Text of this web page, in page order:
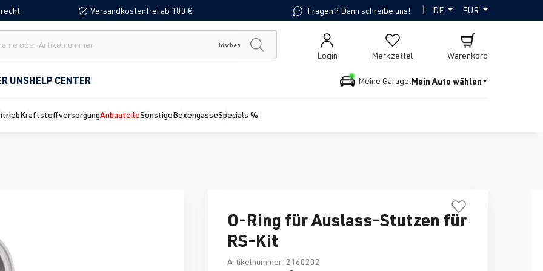
Versandkostenfrei ab 100 € Fragen? Dann schreibe uns! | DE EUR
löschen
Merkzettel
Login Warenkorb
UNSHELP CENTER Meine Garage:Mein Auto wählen
KraftstoffversorgungAnbauteileSonstigeBoxengasseSpecials %
O-Ring für Auslass-Stutzen für
RS-Kit
Artikelnummer: 2160202